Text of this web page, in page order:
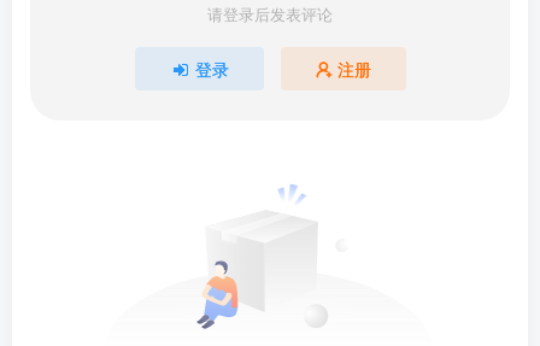
请登录后发表评论
登录 注册